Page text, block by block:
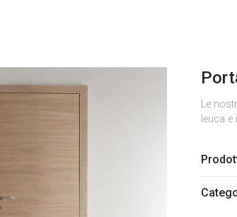
Le
leuca